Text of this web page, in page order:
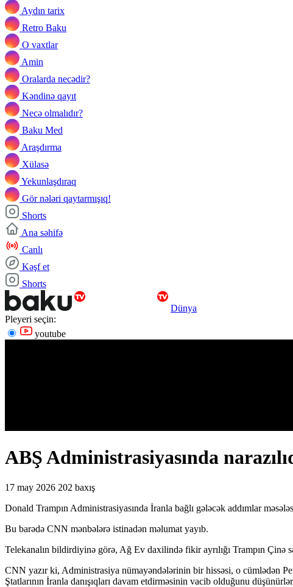
Aydın tarix
Retro Baku
O vaxtlar
Amin
Oralarda necədir?
Kəndinə qayıt
Necə olmalıdır?
Baku Med
Araşdırma
Xülasə
Yekunlaşdıraq
Gör nələri qaytarmışıq!
Shorts
Ana səhifə
Canlı
Kəşf et
Shorts
Dünya
Pleyeri seçin:
youtube
ABŞ Administrasiyasında
17 may 2026 202 baxış
Donald Trampın Administrasiyasında İranla bağlı gələcək addımlar
Bu barədə CNN mənbələrə istinadən məlumat yayıb.
Telekanalın bildirdiyinə görə, Ağ Ev daxilində fikir ayrılığı Trampın
CNN yazır ki, Administrasiya nümayəndələrinin bir hissəsi, o cümlədən
Ştatlarının İranla danışıqları davam etdirməsinin vacib olduğunu